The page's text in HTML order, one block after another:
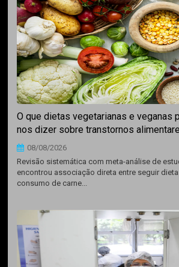
O que dietas vegetarianas e veganas
nos dizer sobre transtornos
08/08/2026
Revisão sistemática com meta-análise de
encontrou associação direta entre seguir
consumo de carne...